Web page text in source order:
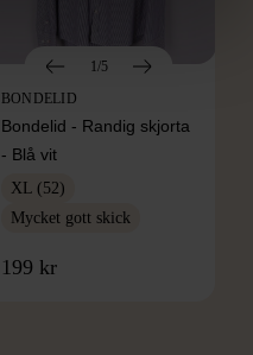
1/5
BONDELID
Bondelid - Randig skjorta
- Blå vit
XL (52)
Mycket gott skick
199 kr